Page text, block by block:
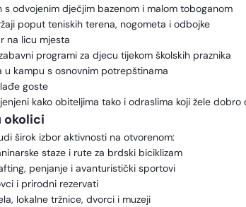
s odvojenim dječjim bazenom i malom toboganom
poput teniskih terena, nogometa i odbojke
na licu mjesta
programi za djecu tijekom školskih praznika
u kampu s osnovnim potrepštinama
goste
kako obiteljima tako i odraslima koji žele
okolici
širok izbor aktivnosti na otvorenom:
staze i rute za brdski biciklizam
penjanje i avanturistički sportovi
i prirodni rezervati
lokalne tržnice, dvorci i muzeji